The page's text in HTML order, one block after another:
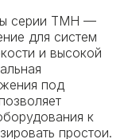
серии ТМН —
для систем
и высокой
под
к
простои.